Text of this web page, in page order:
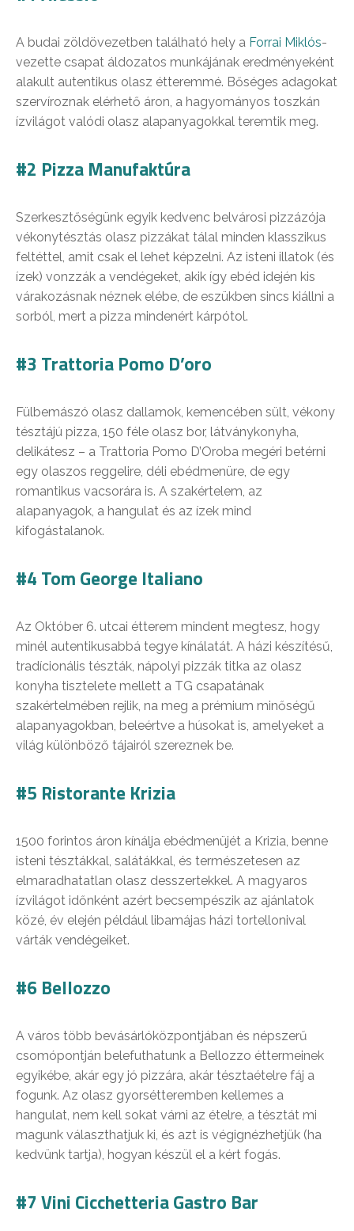
A budai zöldövezetben található hely a Forrai Miklós-
vezette csapat áldozatos munkájának eredményeként
alakult autentikus olasz étteremmé. Bőséges adagokat
szervíroznak elérhető áron, a hagyományos toszkán
ízvilágot valódi olasz alapanyagokkal teremtik meg.
#2 Pizza Manufaktúra
Szerkesztőségünk egyik kedvenc belvárosi pizzázója
vékonytésztás olasz pizzákat tálal minden klasszikus
feltéttel, amit csak el lehet képzelni. Az isteni illatok (és
ízek) vonzzák a vendégeket, akik így ebéd idején kis
várakozásnak néznek elébe, de eszükben sincs kiállni a
sorból, mert a pizza mindenért kárpótol.
#3 Trattoria Pomo D’oro
Fülbemászó olasz dallamok, kemencében sült, vékony
tésztájú pizza, 150 féle olasz bor, látványkonyha,
delikátesz – a Trattoria Pomo D’Oroba megéri betérni
egy olaszos reggelire, déli ebédmenüre, de egy
romantikus vacsorára is. A szakértelem, az
alapanyagok, a hangulat és az ízek mind
kifogástalanok.
#4 Tom George Italiano
Az Október 6. utcai étterem mindent megtesz, hogy
minél autentikusabbá tegye kínálatát. A házi készítésű,
tradícionális tészták, nápolyi pizzák titka az olasz
konyha tisztelete mellett a TG csapatának
szakértelmében rejlik, na meg a prémium minőségű
alapanyagokban, beleértve a húsokat is, amelyeket a
világ különböző tájairól szereznek be.
#5 Ristorante Krizia
1500 forintos áron kínálja ebédmenüjét a Krizia, benne
isteni tésztákkal, salátákkal, és természetesen az
elmaradhatatlan olasz desszertekkel. A magyaros
ízvilágot időnként azért becsempészik az ajánlatok
közé, év elején például libamájas házi tortellonival
várták vendégeiket.
#6 Bellozzo
A város több bevásárlóközpontjában és népszerű
csomópontján belefuthatunk a Bellozzo éttermeinek
egyikébe, akár egy jó pizzára, akár tésztaételre fáj a
fogunk. Az olasz gyorsétteremben kellemes a
hangulat, nem kell sokat várni az ételre, a tésztát mi
magunk választhatjuk ki, és azt is végignézhetjük (ha
kedvünk tartja), hogyan készül el a kért fogás.
#7 Vini Cicchetteria Gastro Bar